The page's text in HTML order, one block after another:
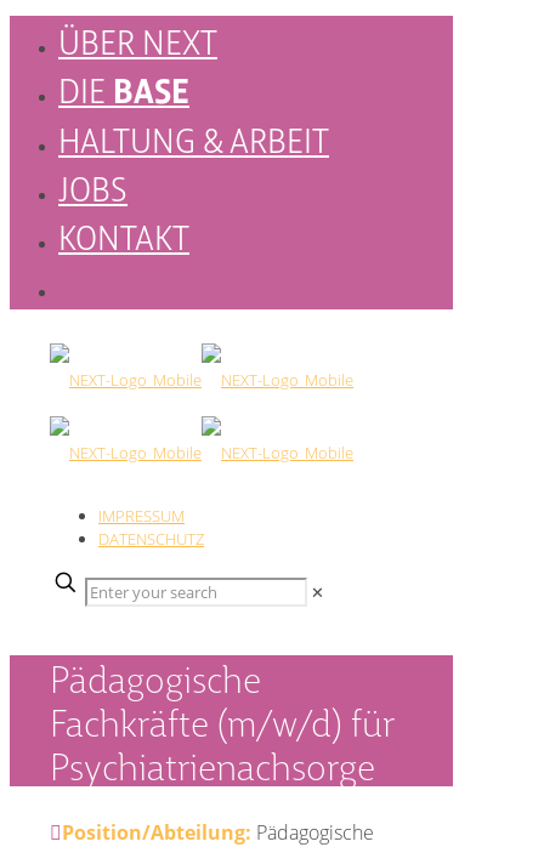
ÜBER NEXT
DIE BASE
HALTUNG & ARBEIT
JOBS
KONTAKT
IMPRESSUM
DATENSCHUTZ
✕
Pädagogische
Fachkräfte (m/w/d) für
Psychiatrienachsorge
Position/Abteilung: Pädagogische